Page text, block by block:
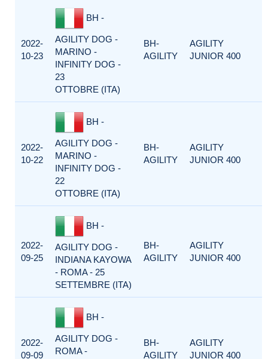
2022-
10-23
BH -
AGILITY DOG -
MARINO -
INFINITY DOG -
23
OTTOBRE (ITA)
BH-
AGILITY
AGILITY
JUNIOR 400
2022-
10-22
BH -
AGILITY DOG -
MARINO -
INFINITY DOG -
22
OTTOBRE (ITA)
BH-
AGILITY
AGILITY
JUNIOR 400
2022-
09-25
BH -
AGILITY DOG -
INDIANA KAYOWA
- ROMA - 25
SETTEMBRE (ITA)
BH-
AGILITY
AGILITY
JUNIOR 400
2022-
09-09
BH -
AGILITY DOG -
ROMA -
BH-
AGILITY
AGILITY
JUNIOR 400